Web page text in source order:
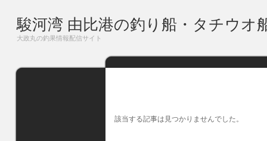
駿河湾 由比港の釣り船・タチウオ
大政丸の釣果情報配信サイト
該当する記事は見つかりませんでした。